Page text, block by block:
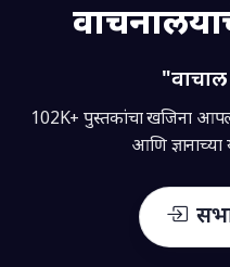
102K+ पुस्तकांचा खजिना
आणि ज्ञानाच्या